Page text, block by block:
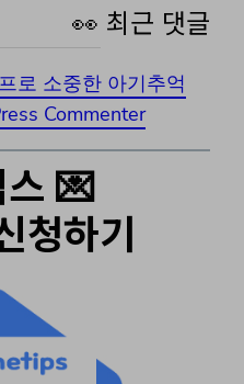
👀 최근 댓글
로 소중한 아기추억
Commenter
💌
청하기